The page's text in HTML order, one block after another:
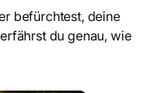
befürchtest, deine
du genau, wie